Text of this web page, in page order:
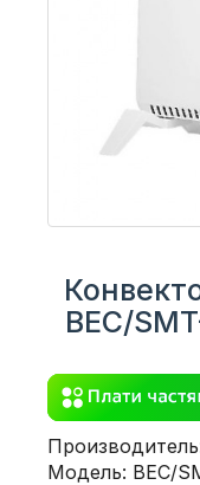
BEC/
Модель: BEC/